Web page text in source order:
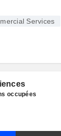
Services
occupées